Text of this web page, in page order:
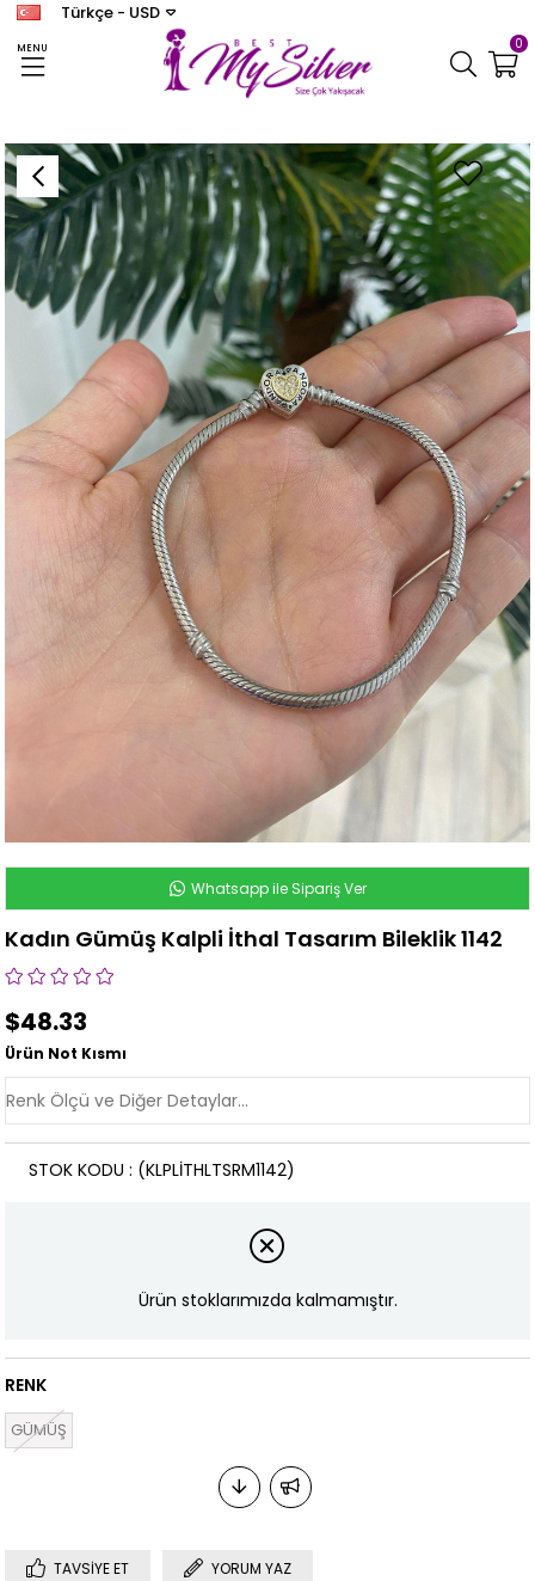
MENU
Türkçe - USD
0
Kadın Gümüş Kalpli İthal Tasarım Bileklik 1142
Whatsapp ile Sipariş Ver
Kadın Gümüş Kalpli İthal Tasarım Bileklik 1142
$48.33
Ürün Not Kısmı
(KLPLİTHLTSRM1142)
STOK KODU
Ürün stoklarımızda kalmamıştır.
RENK
GÜMÜŞ
TAVSIYE ET
YORUM YAZ